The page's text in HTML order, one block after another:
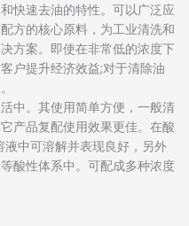
快速去油的特性。可以广泛应
方的核心原料，为工业清洗和
方案。即使在非常低的浓度下
户提升经济效益;对于清除油
中。其使用简单方便，一般清
产品复配使用效果更佳。在酸
中可溶解并表现良好，另外
酸性体系中。可配成多种浓度